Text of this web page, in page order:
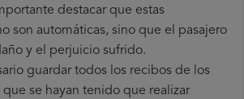
destacar que estas
son automáticas, sino que el pasajero
y el perjuicio sufrido.
guardar todos los recibos de los
se hayan tenido que realizar